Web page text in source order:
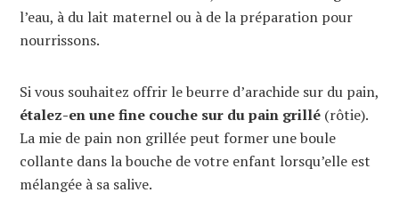
l’eau, à du lait maternel ou à de la préparation pour
nourrissons.
Si vous souhaitez offrir le beurre d’arachide sur du pain,
étalez-en une fine couche sur du pain grillé (rôtie).
La mie de pain non grillée peut former une boule
collante dans la bouche de votre enfant lorsqu’elle est
mélangée à sa salive.